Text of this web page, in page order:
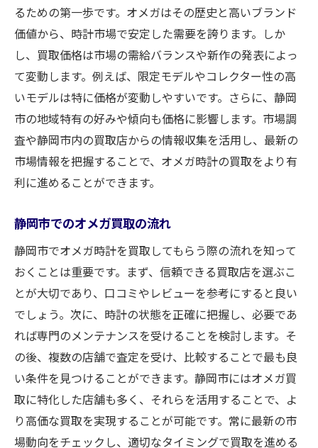
静岡市内でオメガ買取を行う際の注意点
口コミや評判を活用する方法
買取成功のための情報収集術
オメガ買取で押さえておきたい重要なポイント
を紹介
査定基準とその裏側
時計の状態による査定額の違い
オメガの付属品がもたらす影響
静岡市でのオメガ取引における法的留意点
税金や手数料も考慮した買取計画
静岡市内のオメガ買取店を選ぶ際の注意点と比
較方法
地域密着型業者の強みとは
大手買取店と地元業者の違い
複数の業者で見積もりを取るメリット
レビューと口コミの活用法
買取店の専門性を見極める
安心して取引できる業者の条件
るための第一歩です。オメガはその歴史と高いブランド
価値から、時計市場で安定した需要を誇ります。しか
し、買取価格は市場の需給バランスや新作の発表によっ
て変動します。例えば、限定モデルやコレクター性の高
いモデルは特に価格が変動しやすいです。さらに、静岡
市の地域特有の好みや傾向も価格に影響します。市場調
査や静岡市内の買取店からの情報収集を活用し、最新の
市場情報を把握することで、オメガ時計の買取をより有
利に進めることができます。
静岡市でのオメガ買取の流れ
静岡市でオメガ時計を買取してもらう際の流れを知って
おくことは重要です。まず、信頼できる買取店を選ぶこ
とが大切であり、口コミやレビューを参考にすると良い
でしょう。次に、時計の状態を正確に把握し、必要であ
れば専門のメンテナンスを受けることを検討します。そ
の後、複数の店舗で査定を受け、比較することで最も良
い条件を見つけることができます。静岡市にはオメガ買
取に特化した店舗も多く、それらを活用することで、よ
り高価な買取を実現することが可能です。常に最新の市
場動向をチェックし、適切なタイミングで買取を進める